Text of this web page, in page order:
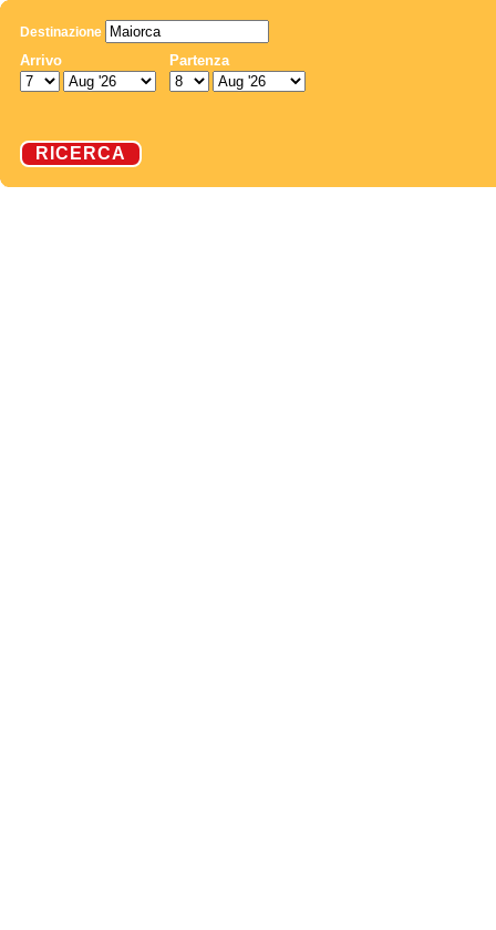
Destinazione
Arrivo Partenza
RICERCA